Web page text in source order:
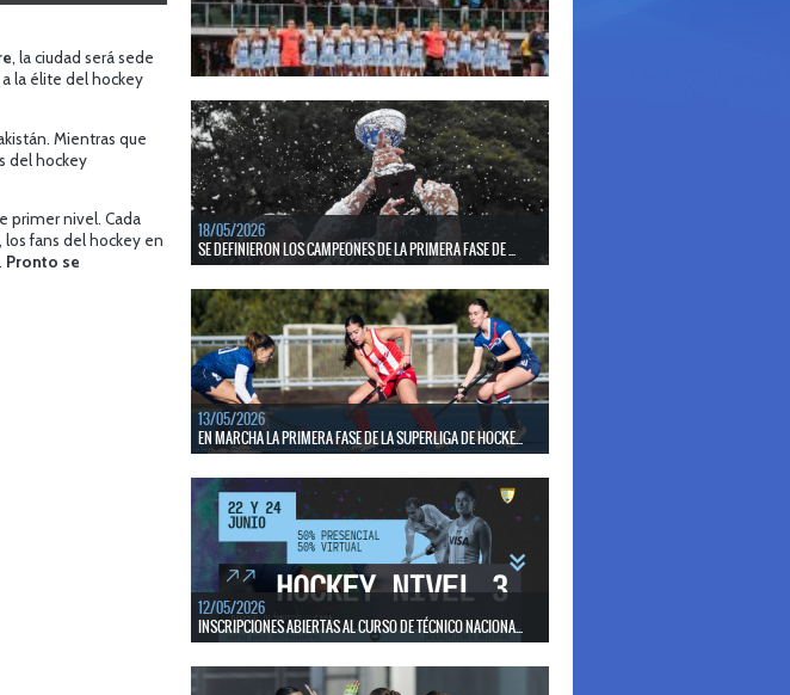
, la ciudad será sede
la élite del hockey
Mientras que
del hockey
primer nivel. Cada
fans del hockey en
Pronto se
22/05/2026
LAS LEONAS CONVOCADAS PARA LA VENTANA EUROPEA DE P...
En junio, el seleccionado nacional disputará las últimas dos
ventanas de Pro League 2025-26 en Bélgica e Inglaterra.
LEER MÁS
18/05/2026
SE DEFINIERON LOS CAMPEONES DE LA PRIMERA FASE DE ...
mejores clubes del país.
LEER MÁS
13/05/2026
EN MARCHA LA PRIMERA FASE DE LA SUPERLIGA DE HOCKE...
durante 5 días en todo el territorio nacional
LEER MÁS
12/05/2026
INSCRIPCIONES ABIERTAS AL CURSO DE TÉCNICO NACIONA...